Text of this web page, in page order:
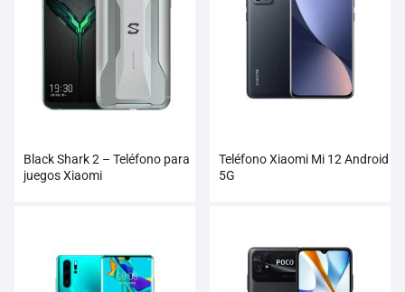
Black Shark 2 – Teléfono para
juegos Xiaomi
Teléfono Xiaomi Mi 12 Android
5G